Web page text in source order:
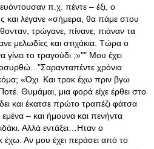
π.χ. πέντε – έξι, ο
και λέγανε «σήμερα, θα πάμε στου
τρώγανε, πίνανε, πιάναν τα
μελωδίες και στιχάκια. Τώρα ο
το τραγούδι ;»"" Μου έχει
χρόνια
«Όχι. Και τρακ έχω πριν βγω
Θυμάμαι, μια φορά είχε έρθει στο
και έκατσε πρώτο τραπέζι φάτσα
– και ήμουνα και πενήντα
Αλλά εντάξει…Ηταν ο
έχω. Αν μου έχει περάσει από το